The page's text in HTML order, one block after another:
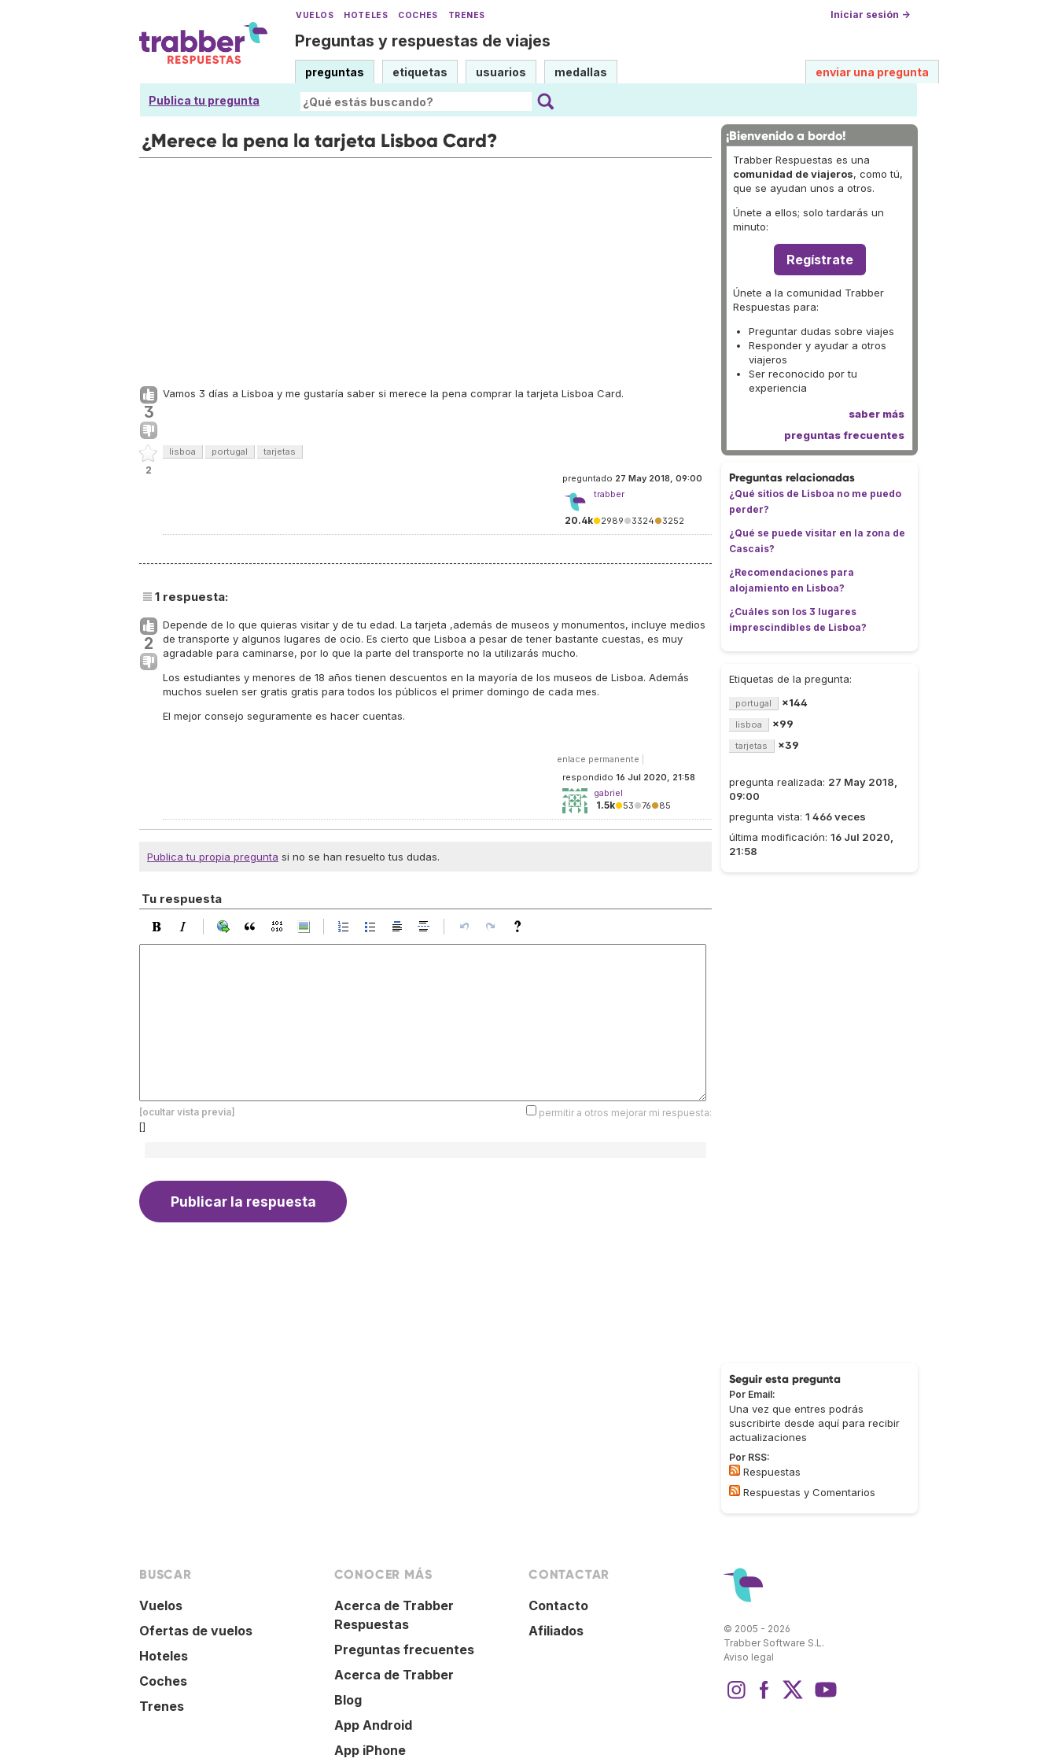
VUELOS HOTELES COCHES TRENES Iniciar sesión →
Preguntas y respuestas de viajes
preguntas etiquetas usuarios medallas enviar una pregunta
Publica tu pregunta
¿Merece la pena la tarjeta Lisboa Card?
3
2
Vamos 3 días a Lisboa y me gustaría saber si merece la pena comprar la tarjeta Lisboa Card.
lisboa portugal tarjetas
preguntado 27 May 2018, 09:00
trabber
20.4k●2989●3324●3252
1 respuesta:
2
Depende de lo que quieras visitar y de tu edad. La tarjeta ,además de museos y monumentos, incluye medios
de transporte y algunos lugares de ocio. Es cierto que Lisboa a pesar de tener bastante cuestas, es muy
agradable para caminarse, por lo que la parte del transporte no la utilizarás mucho.
Los estudiantes y menores de 18 años tienen descuentos en la mayoría de los museos de Lisboa. Además
muchos suelen ser gratis gratis para todos los públicos el primer domingo de cada mes.
El mejor consejo seguramente es hacer cuentas.
enlace permanente
respondido 16 Jul 2020, 21:58
gabriel
1.5k●53●76●85
Publica tu propia pregunta si no se han resuelto tus dudas.
Tu respuesta
[ocultar vista previa]
permitir a otros mejorar mi respuesta:
[]
¡Bienvenido a bordo!
Trabber Respuestas es una
comunidad de viajeros, como tú,
que se ayudan unos a otros.
Únete a ellos; solo tardarás un
minuto:
Regístrate
Únete a la comunidad Trabber
Respuestas para:
Preguntar dudas sobre viajes
Responder y ayudar a otros
viajeros
Ser reconocido por tu
experiencia
saber más
preguntas frecuentes
Preguntas relacionadas
¿Qué sitios de Lisboa no me puedo
perder?
¿Qué se puede visitar en la zona de
Cascais?
¿Recomendaciones para
alojamiento en Lisboa?
¿Cuáles son los 3 lugares
imprescindibles de Lisboa?
Etiquetas de la pregunta:
portugal ×144
lisboa ×99
tarjetas ×39
pregunta realizada: 27 May 2018,
09:00
pregunta vista: 1 466 veces
última modificación: 16 Jul 2020,
21:58
Seguir esta pregunta
Por Email:
Una vez que entres podrás
suscribirte desde aquí para recibir
actualizaciones
Por RSS:
Respuestas
Respuestas y Comentarios
BUSCAR
Vuelos
Ofertas de vuelos
Hoteles
Coches
Trenes
CONOCER MÁS
Acerca de Trabber
Respuestas
Preguntas frecuentes
Acerca de Trabber
Blog
App Android
App iPhone
CONTACTAR
Contacto
Afiliados
© 2005 - 2026
Trabber Software S.L.
Aviso legal